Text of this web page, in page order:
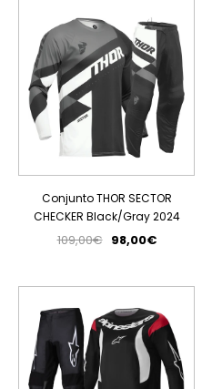
Conjunto THOR SECTOR
CHECKER Black/Gray 2024
109,00€ 98,00€